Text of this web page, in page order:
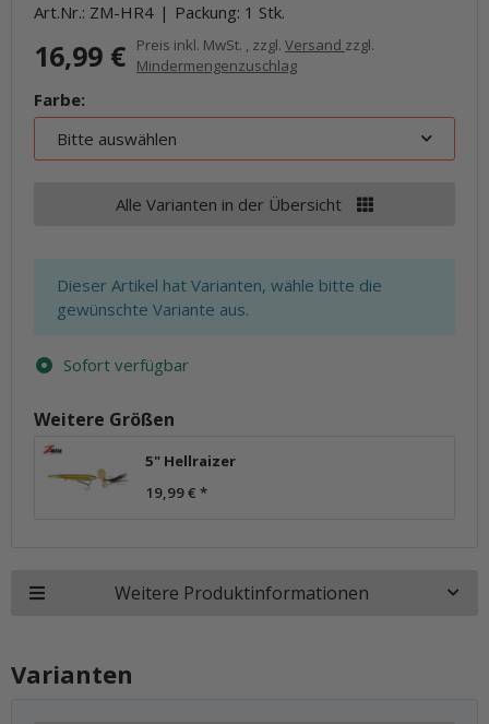
Art.Nr.: ZM-HR4 Packung: 1 Stk.
16,99 € Preis inkl. MwSt. , zzgl. Versand zzgl.
Mindermengenzuschlag
Farbe:
Bitte auswählen
Alle Varianten in der Übersicht
x
Dieser Artikel hat Varianten, wähle bitte die
gewünschte Variante aus.
Sofort verfügbar
Weitere Größen
5" Hellraizer
19,99 € *
Weitere Produktinformationen
Varianten